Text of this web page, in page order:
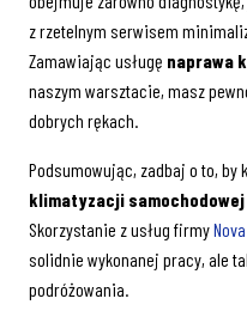
z rzetelnym serwisem
Zamawiając usługę naprawa
naszym warsztacie, masz
dobrych rękach.
Podsumowując, zadbaj o to, by
klimatyzacji samochodowej
Skorzystanie z usług firmy
solidnie wykonanej pracy, ale
podróżowania.